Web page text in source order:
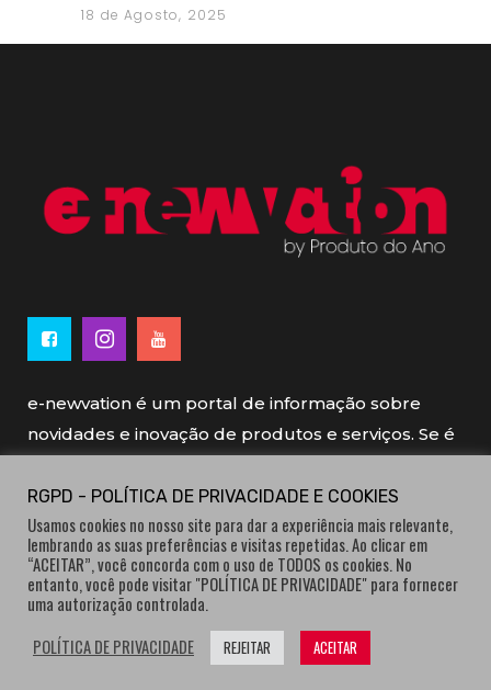
18 de Agosto, 2025
e-newvation é um portal de informação sobre
novidades e inovação de produtos e serviços. Se é
e-newvation tem o patrocínio do “Produto do
Ano”, o prémio de inovação atribuído por
consumidores.
RGPD - POLÍTICA DE PRIVACIDADE E COOKIES
Usamos cookies no nosso site para dar a experiência mais relevante,
lembrando as suas preferências e visitas repetidas. Ao clicar em
“ACEITAR”, você concorda com o uso de TODOS os cookies. No
entanto, você pode visitar "POLÍTICA DE PRIVACIDADE" para fornecer
uma autorização controlada.
POLÍTICA DE PRIVACIDADE
REJEITAR ACEITAR